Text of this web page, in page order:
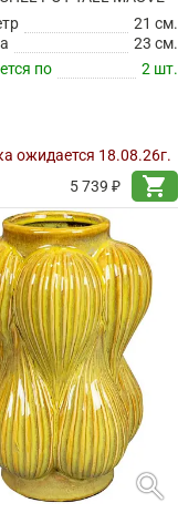
21 см.
23 см.
по
2 шт.
ожидается 18.08.26г.
5 739 ₽
shopping_cart
search